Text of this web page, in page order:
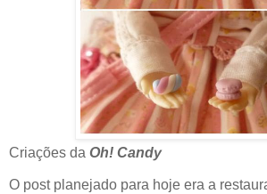
Criações da Oh! Candy
O post planejado para hoje era a